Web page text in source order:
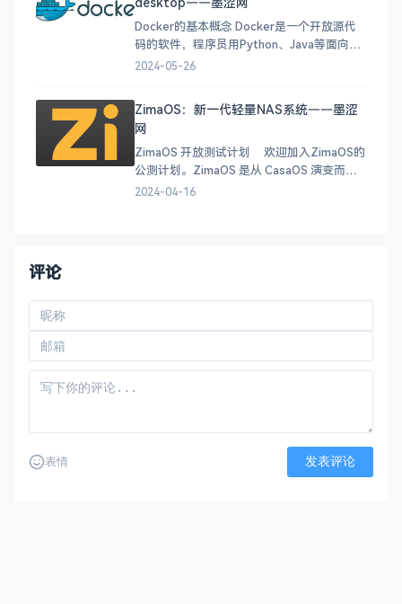
zabbix server与可选
Docker的基本概念 Docker是一个开放源代
码的软件，程序员用Python、Java等面向对
象的语言能够设计出产品，为什么还要使用
在不同的系统环境去调用它，是一件很费时
费力的事情。那么这个时候Docker就派上用
场了
2024-05-26
ZimaOS：新一代轻量NAS系统——墨涩
网
ZimaOS 开放测试计划 欢迎加入ZimaOS的
公测计划。ZimaOS 是从 CasaOS 演变而来
的，我们构建了 ZimaOS 的发布版本，以获
2024-04-16
评论
表情 发表评论